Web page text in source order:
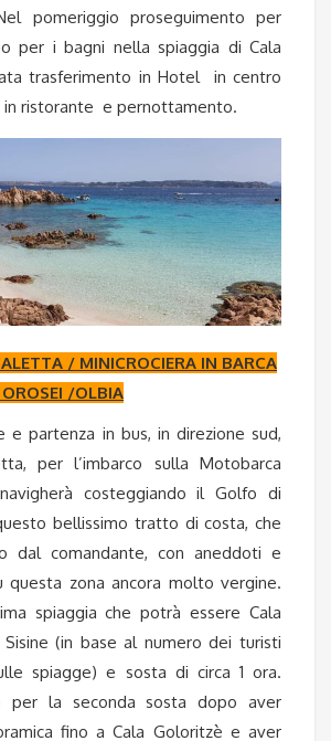
pomeriggio proseguimento per
per i bagni nella spiaggia di Cala
trasferimento in Hotel in centro
in ristorante e pernottamento.
/ MINICROCIERA IN BARCA
/OLBIA
e partenza in bus, in direzione sud,
per l’imbarco sulla Motobarca
costeggiando il Golfo di
bellissimo tratto di costa, che
dal comandante, con aneddoti e
questa zona ancora molto vergine.
spiaggia che potrà essere Cala
(in base al numero dei turisti
spiagge) e sosta di circa 1 ora.
per la seconda sosta dopo aver
fino a Cala Goloritzè e aver